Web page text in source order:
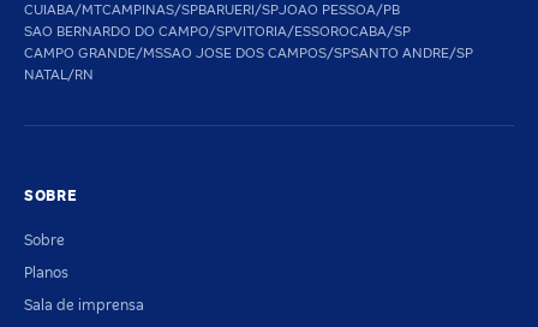
CUIABA/MTCAMPINAS/SPBARUERI/SPJOAO PESSOA/PB
SAO BERNARDO DO CAMPO/SPVITORIA/ESSOROCABA/SP
CAMPO GRANDE/MSSAO JOSE DOS CAMPOS/SPSANTO ANDRE/SP
NATAL/RN
SOBRE
Sobre
Planos
Sala de imprensa